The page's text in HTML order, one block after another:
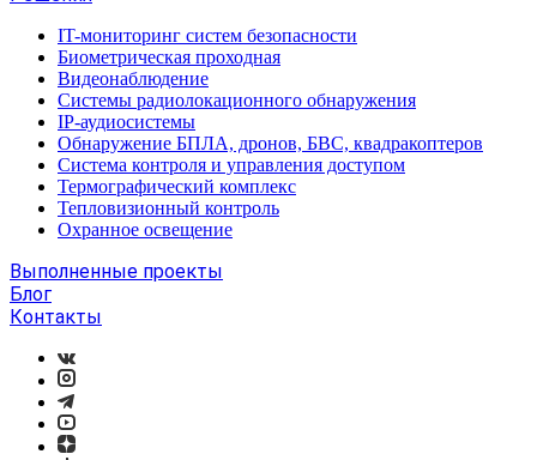
IT-мониторинг систем безопасности
Биометрическая проходная
Видеонаблюдение
Системы радиолокационного обнаружения
IP-аудиосистемы
Обнаружение БПЛА, дронов, БВС, квадракоптеров
Система контроля и управления доступом
Термографический комплекс
Тепловизионный контроль
Охранное освещение
Выполненные проекты
Блог
Контакты